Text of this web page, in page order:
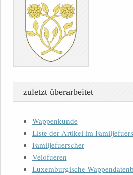
zuletzt überarbeitet
Wappenkunde
Liste der Artikel im
Familjefuerscher
Velofueren
Luxemburgische